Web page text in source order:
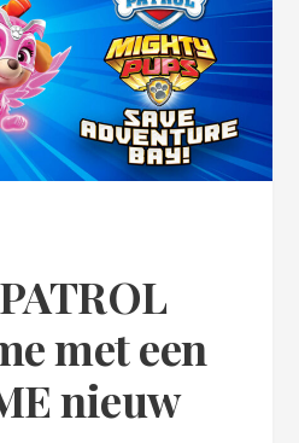
met een
nieuw